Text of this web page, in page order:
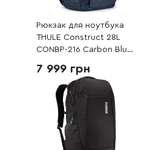
Рюкзак для ноутбука
THULE Construct 28L
CONBP-216 Carbon Blue
7 999 грн